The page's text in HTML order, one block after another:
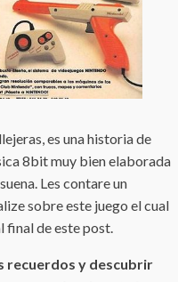
es una historia de
8bit muy bien elaborada
Les contare un
sobre este juego el cual
final de este post.
recuerdos y descubrir